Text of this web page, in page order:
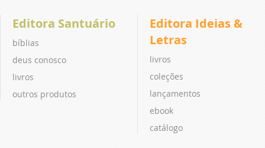
Editora Santuário
bíblias
deus conosco
livros
outros produtos
Editora Ideias &
Letras
livros
coleções
lançamentos
ebook
catálogo